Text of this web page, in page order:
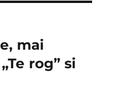
mai
rog” si